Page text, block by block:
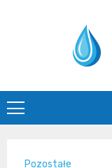
Pozostałe